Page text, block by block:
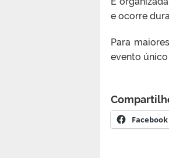
e ocorre
Para
evento
Facebook